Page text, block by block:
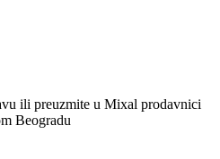
ili preuzmite u Mixal prodavnici
Beogradu